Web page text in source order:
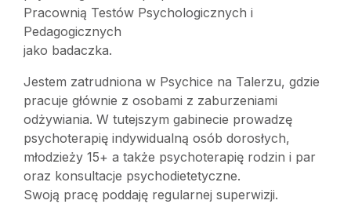
Pracownią Testów Psychologicznych i
Pedagogicznych
jako badaczka.
Jestem zatrudniona w Psychice na Talerzu, gdzie
pracuje głównie z osobami z zaburzeniami
odżywiania. W tutejszym gabinecie prowadzę
psychoterapię indywidualną osób dorosłych,
młodzieży 15+ a także psychoterapię rodzin i par
oraz konsultacje psychodietetyczne.
Swoją pracę poddaję regularnej superwizji.